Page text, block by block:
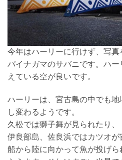
今年はハーリーに行けず、写真
パイナガマのサバニです。ハ
えている空が良いです。
ハーリーは、宮古島の中でも
し変わるようです。
久松では獅子舞が見られたり、
伊良部島、佐良浜ではカツオが
船から陸に向かって魚が投げ